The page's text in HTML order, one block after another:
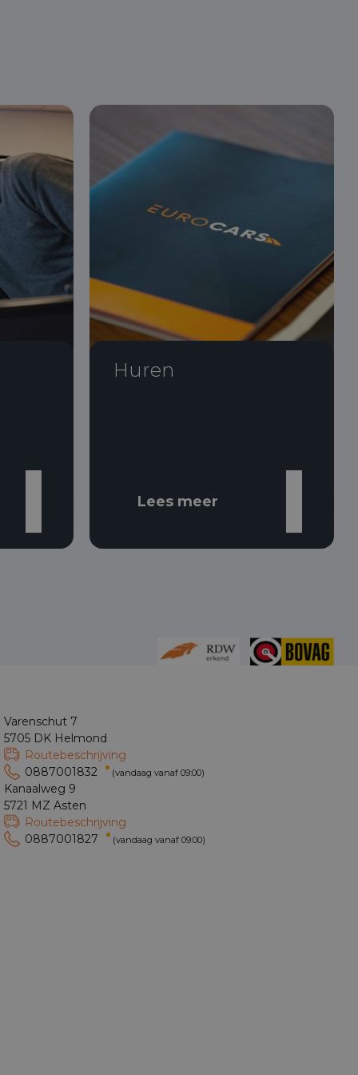
Huren
Lees meer
Varenschut 7
5705 DK Helmond
Routebeschrijving
0887001832
(vandaag vanaf 09:00)
Kanaalweg 9
5721 MZ Asten
Routebeschrijving
0887001827
(vandaag vanaf 09:00)